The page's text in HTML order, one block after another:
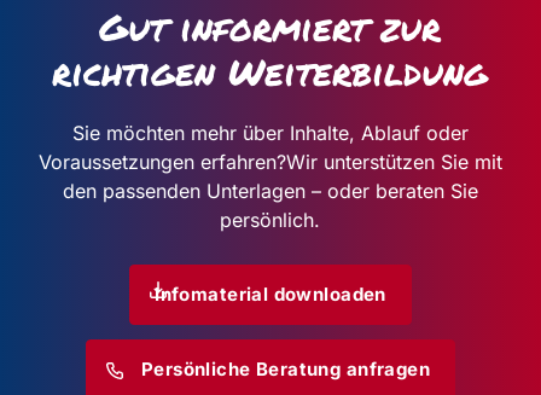
Gut informiert zur
richtigen Weiterbildung
Sie möchten mehr über Inhalte, Ablauf oder
Voraussetzungen erfahren?Wir unterstützen Sie mit
den passenden Unterlagen – oder beraten Sie
persönlich.
Infomaterial downloaden
Persönliche Beratung anfragen